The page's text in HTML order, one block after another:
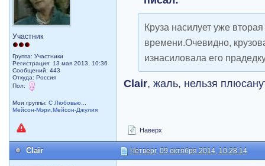
Участник
Группа: Участники
Регистрация: 13 мая 2013, 10:36
Сообщений: 443
Откуда: Россия
Пол:
Мои группы:С Любовью...
Мейсон-Мэри,Мейсон-Джулия
Круза насилует уже
времени.Очевидно,
изнасиловала его
Clair, жаль, нельзя
Наверх
Clair Четверг, 09 октября 2014, 10:28:14